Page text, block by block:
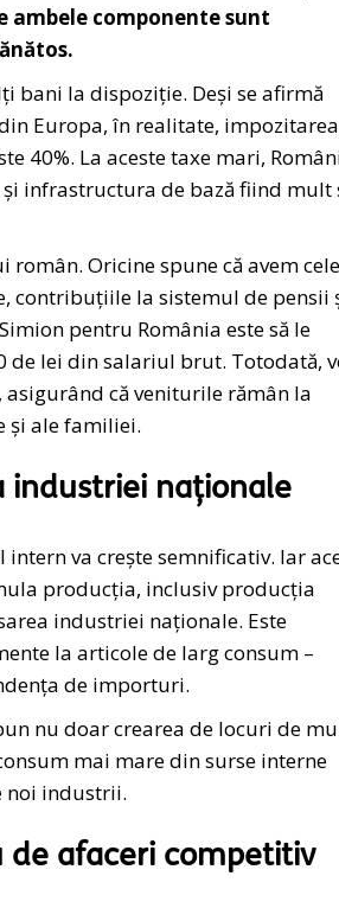
ambele componente sunt
bani la dispoziție. Deși se afirmă
Europa, în realitate,
40%. La aceste taxe mari,
infrastructura de bază fiind mult
Oricine spune că avem cele
contribuțiile la sistemul de pensii
pentru România este să le
lei din salariul brut. Totodată,
că veniturile rămân la
și ale familiei.
industriei naționale
va crește semnificativ. Iar
producția, inclusiv producția
industriei naționale. Este
la articole de larg consum –
de importuri.
nu doar crearea de locuri de
mai mare din surse interne
noi industrii.
afaceri competitiv